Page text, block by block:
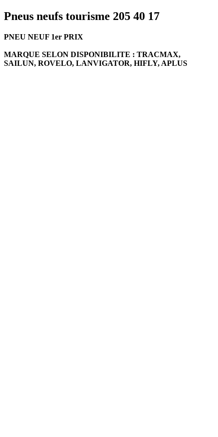
Pneus neufs tourisme 205 40 17
PNEU NEUF 1er PRIX
MARQUE SELON DISPONIBILITE : TRACMAX,
SAILUN, ROVELO, LANVIGATOR, HIFLY, APLUS